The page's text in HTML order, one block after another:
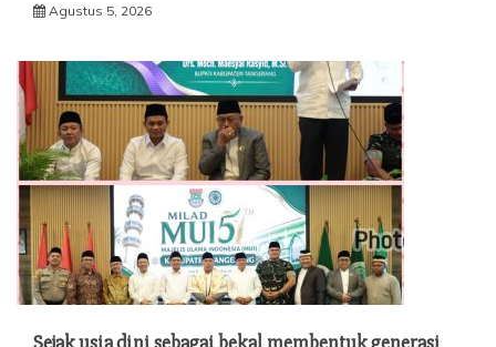
Agustus 5, 2026